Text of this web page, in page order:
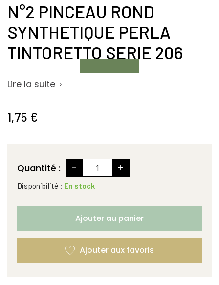
N°2 PINCEAU ROND
SYNTHETIQUE PERLA
TINTORETTO SERIE 206
Lire la suite 
1,75 €
Quantité : - +
Disponibilité : En stock
Ajouter au panier